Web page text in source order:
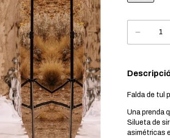
Falda de tul
Una prenda
Silueta de
asimétricas